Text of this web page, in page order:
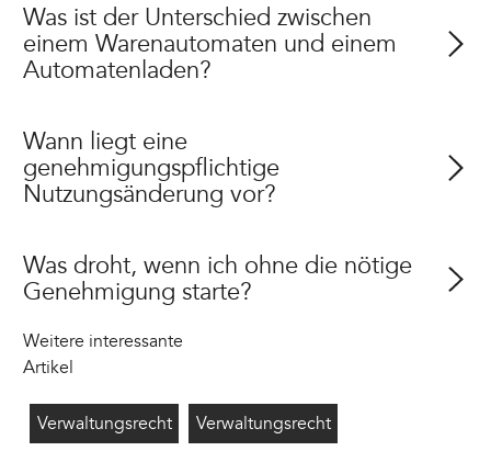
Was ist der Unterschied zwischen
einem Warenautomaten und einem
Automatenladen?
Wann liegt eine
genehmigungspflichtige
Nutzungsänderung vor?
Was droht, wenn ich ohne die nötige
Genehmigung starte?
Weitere interessante
Artikel
Verwaltungsrecht
Lärmschutz Außengastronomie
7/28/2026 Verwaltungsrecht
Sondernutzungserlaubnis
7/28/2026